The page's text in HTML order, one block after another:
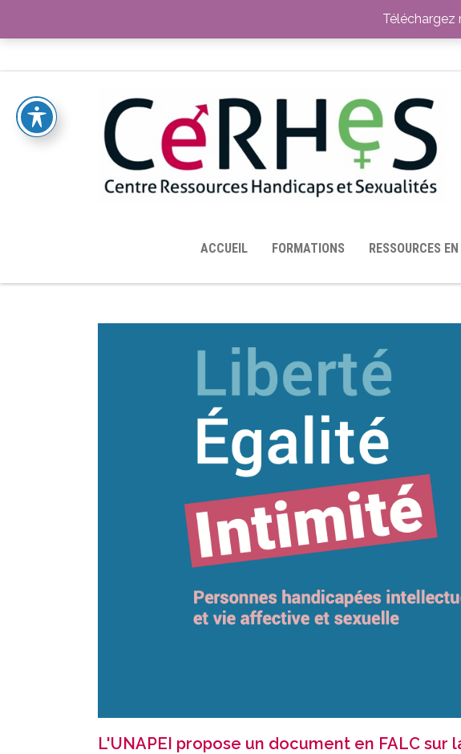
TOUTES LES RESSOURCES MISES À DISPOSITION PAR LE
ACCUEIL FORMATIONS RESSOURCES
L'UNAPEI propose un document en FALC sur
Téléchargez